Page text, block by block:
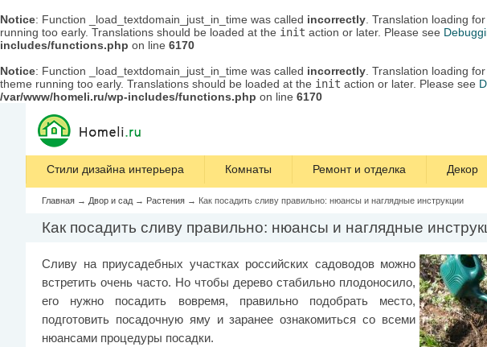
Notice: Function _load_textdomain_just_in_time was called incorrectly . Translation loading
running too early. Translations should be loaded at the init action or later. Please see
includes/functions.php on line 6170
Notice: Function _load_textdomain_just_in_time was called incorrectly . Translation loading
theme running too early. Translations should be loaded at the init action or later. Please see
/var/www/homeli.ru/wp-includes/functions.php on line 6170
Стили дизайна интерьера Комнаты Ремонт и отделка Декор
Главная → Двор и сад → Растения → Как посадить сливу правильно: нюансы и наглядные инструкции
Как посадить сливу правильно: нюансы и наглядные
Сливу на приусадебных участках российских садоводов можно
встретить очень часто. Но чтобы дерево стабильно плодоносило,
его нужно посадить вовремя, правильно подобрать место,
подготовить посадочную яму и заранее ознакомиться со всеми
нюансами процедуры посадки.